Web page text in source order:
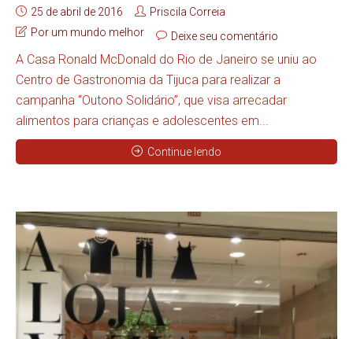
25 de abril de 2016
Priscila Correia
Por um mundo melhor
Deixe seu comentário
A Casa Ronald McDonald do Rio de Janeiro se uniu ao
Centro de Gastronomia da Tijuca para realizar a
campanha “Outono Solidário”, que visa arrecadar
alimentos para crianças e adolescentes em...
Continue lendo